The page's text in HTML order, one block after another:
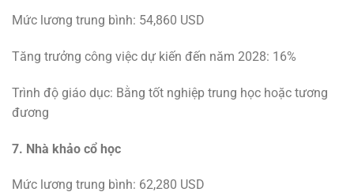
Mức lương trung bình: 54,860 USD
Tăng trưởng công việc dự kiến ​​đến năm 2028: 16%
Trình độ giáo dục: Bằng tốt nghiệp trung học hoặc tương
đương
7. Nhà khảo cổ học
Mức lương trung bình: 62,280 USD